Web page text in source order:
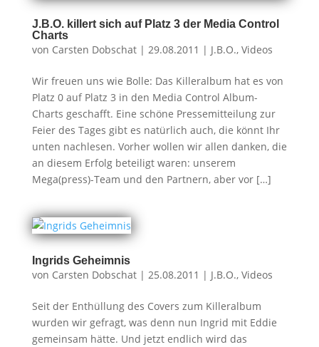
J.B.O. killert sich auf Platz 3 der Media Control
Charts
von Carsten Dobschat| 29.08.2011 | J.B.O., Videos
Wir freuen uns wie Bolle: Das Killeralbum hat es von
Platz 0 auf Platz 3 in den Media Control Album-
Charts geschafft. Eine schöne Pressemitteilung zur
Feier des Tages gibt es natürlich auch, die könnt Ihr
unten nachlesen. Vorher wollen wir allen danken, die
an diesem Erfolg beteiligt waren: unserem
Mega(press)-Team und den Partnern, aber vor […]
Ingrids Geheimnis
von Carsten Dobschat| 25.08.2011 | J.B.O., Videos
Seit der Enthüllung des Covers zum Killeralbum
wurden wir gefragt, was denn nun Ingrid mit Eddie
gemeinsam hätte. Und jetzt endlich wird das